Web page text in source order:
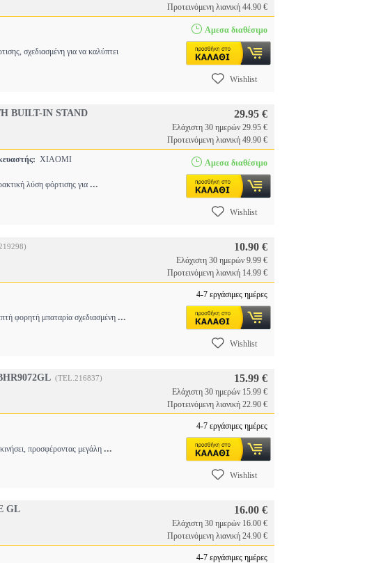
Προτεινόμενη λιανική 44.90 €
σχεδιασμένη για να καλύπτει
Αμεσα διαθέσιμο
Wishlist
BUILT-IN STAND
29.95 €
Ελάχιστη 30 ημερών 29.95 €
Προτεινόμενη λιανική 49.90 €
XIAOMI
λύση φόρτισης για ...
Αμεσα διαθέσιμο
Wishlist
10.90 €
Ελάχιστη 30 ημερών 9.99 €
Προτεινόμενη λιανική 14.99 €
φορητή μπαταρία σχεδιασμένη ...
4-7 εργάσιμες ημέρες
Wishlist
(TEL.216837) 15.99 €
Ελάχιστη 30 ημερών 15.99 €
Προτεινόμενη λιανική 22.90 €
προσφέροντας μεγάλη ...
4-7 εργάσιμες ημέρες
Wishlist
GL
16.00 €
Ελάχιστη 30 ημερών 16.00 €
Προτεινόμενη λιανική 24.90 €
4-7 εργάσιμες ημέρες